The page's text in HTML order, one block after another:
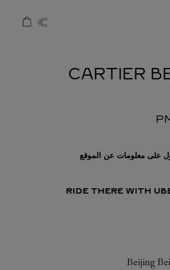
على معلومات عن الموقع
RIDE THERE WITH
Beijing